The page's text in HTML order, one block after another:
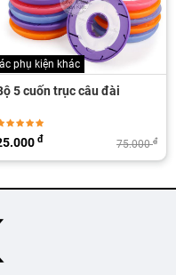
phụ kiện khác
5 cuốn trục câu đài
75.000đ
đ